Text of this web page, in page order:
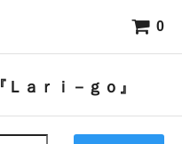
0
ａｒｉ－ｇｏ』